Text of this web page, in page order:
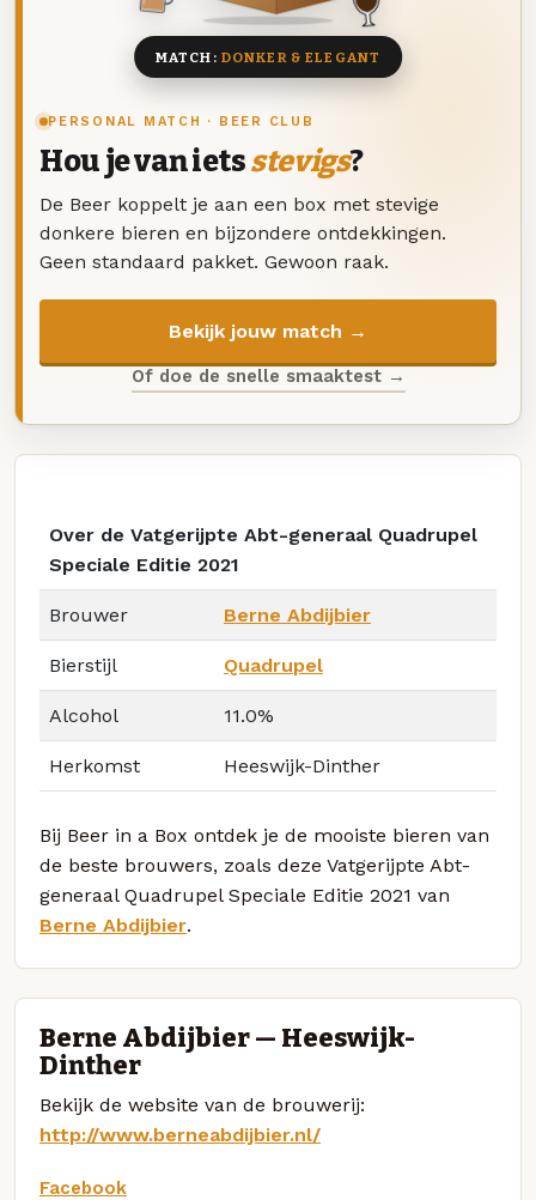
PERSONAL MATCH · BEER CLUB
Hou je van ietsstevigs?
De Beer koppelt je aan een box met stevige
donkere bieren en bijzondere ontdekkingen.
Geen standaard pakket. Gewoon raak.
Bekijk jouw match →
Of doe de snelle smaaktest →
MATCH: DONKER & ELEGANT
Over de Vatgerijpte Abt-generaal Quadrupel
Speciale Editie 2021
Brouwer Berne Abdijbier
Bierstijl Quadrupel
Alcohol 11.0%
Herkomst Heeswijk-Dinther
Bij Beer in a Box ontdek je de mooiste bieren van
de beste brouwers, zoals deze Vatgerijpte Abt-
generaal Quadrupel Speciale Editie 2021 van
Berne Abdijbier.
Berne Abdijbier — Heeswijk-
Dinther
Bekijk de website van de brouwerij:
http://www.berneabdijbier.nl/
Facebook